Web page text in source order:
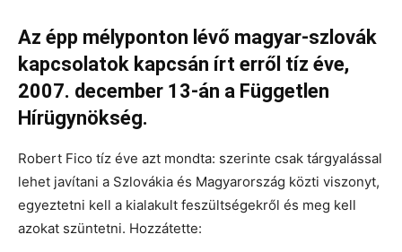
Az épp mélyponton lévő magyar-szlovák
kapcsolatok kapcsán írt erről tíz éve,
2007. december 13-án a Független
Hírügynökség.
Robert Fico tíz éve azt mondta: szerinte csak tárgyalással
lehet javítani a Szlovákia és Magyarország közti viszonyt,
egyeztetni kell a kialakult feszültségekről és meg kell
azokat szüntetni. Hozzátette: